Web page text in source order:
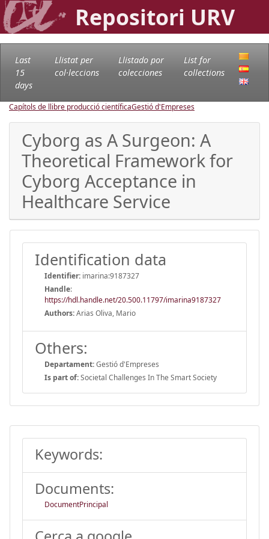
Repositori URV
Last
15
days
Llistat per
col·leccions
Llistado por
colecciones
List for
collections
Capítols de llibre producció científicaGestió d'Empreses
Cyborg as A Surgeon: A
Theoretical Framework for
Cyborg Acceptance in
Healthcare Service
Identification data
Identifier: imarina:9187327
Handle:
https://hdl.handle.net/20.500.11797/imarina9187327
Authors:Arias Oliva, Mario
Others:
Departament:Gestió d'Empreses
Is part of:Societal Challenges In The Smart Society
Keywords:
Documents:
DocumentPrincipal